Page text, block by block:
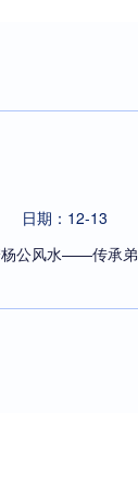
日期：12-13
杨公风水——传承弟